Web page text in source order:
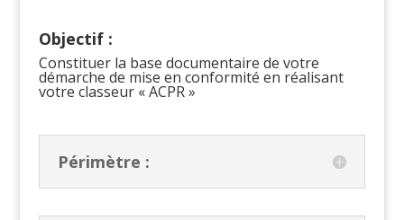
Objectif :
Constituer la base documentaire de votre
démarche de mise en conformité en réalisant
votre classeur « ACPR »
Périmètre :